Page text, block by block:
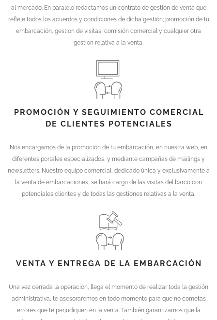
al mercado. En paralelo redactamos un contrato de gestión de venta que
refleje todos los acuerdos y condiciones de dicha gestión; promoción de tu
embarcación, gestion de visitas, comisión comercial y cualquier otra
gestion relativa a la venta.
PROMOCIÓN Y SEGUIMIENTO COMERCIAL
DE CLIENTES POTENCIALES
Nos encargamos de la promoción de tu embarcación, en nuestra web, en
diferentes portales especializados, y mediante campañas de mailings y
newsletters. Nuestro equipo comercial, dedicado única y exclusivamente a
la venta de embarcaciones, se hará cargo de las visitas del barco con
potenciales clientes y de todas las gestiones relativas a la venta.
VENTA Y ENTREGA DE LA EMBARCACIÓN
Una vez cerrada la operación, llega el momento de realizar toda la gestión
administrativa, te asesoraremos en todo momento para que no cometas
errores que te perjudiquen en la venta. También garantizamos que la